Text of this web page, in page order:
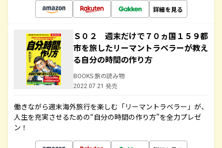
詳細を見る
Ｓ０２ 週末だけで７０ヵ国１５９都
市を旅したリーマントラベラーが教え
る自分の時間の作り方
BOOKS 旅の読み物
2022.07.21 発売
働きながら週末海外旅行を楽しむ「リーマントラベラー」が、
人生を充実させるための“自分の時間の作り方”を全力プレゼ
ン！